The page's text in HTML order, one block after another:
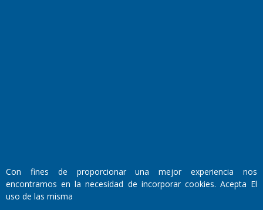
Director Periodístico:
Walter René Goñi
Con fines de proporcionar una mejor experiencia nos
encontramos en la necesidad de incorporar cookies. Acepta El
uso de las misma